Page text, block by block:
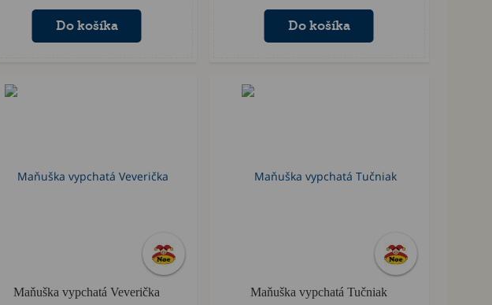
Maňuška vypchatá Veverička Maňuška vypchatá Tučniak